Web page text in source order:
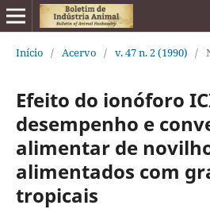
Início / Acervo / v. 47 n. 2 (1990) /
Efeito do ionóforo
desempenho e
alimentar de
alimentados com
tropicais